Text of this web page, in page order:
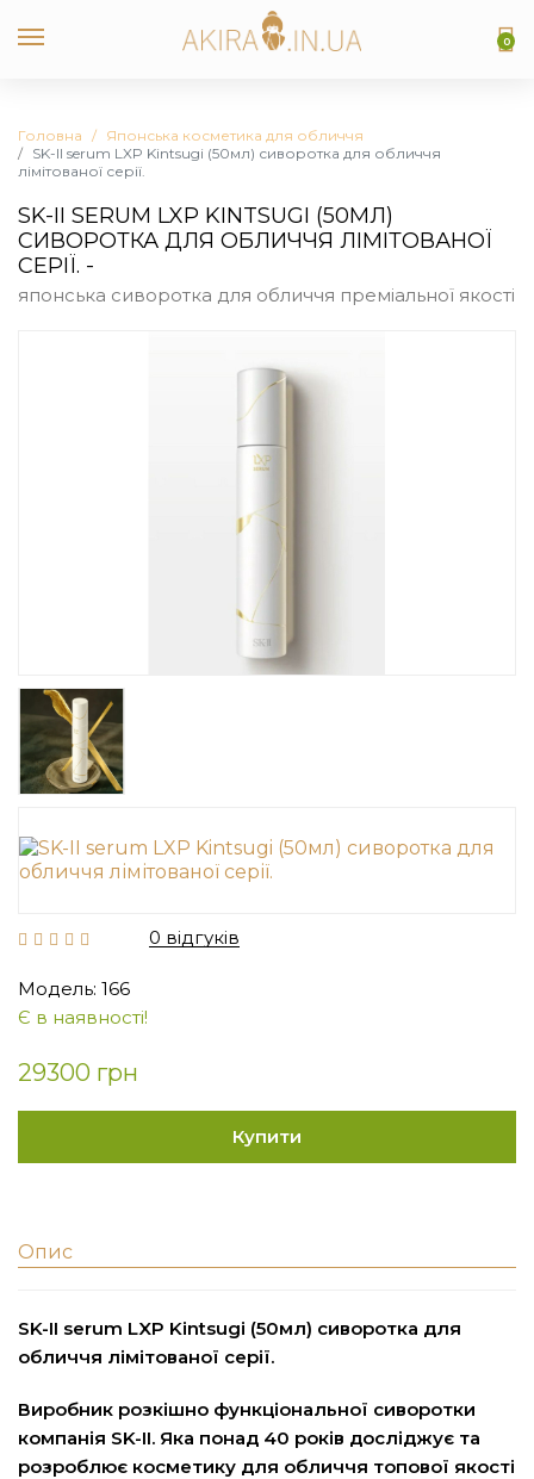
0
Головна
Японська косметика для обличчя
SK-II serum LXP Kintsugi (50мл) сиворотка для обличчя
лімітованої серії.
SK-II SERUM LXP KINTSUGI (50МЛ)
СИВОРОТКА ДЛЯ ОБЛИЧЧЯ ЛІМІТОВАНОЇ
СЕРІЇ. -
японська сиворотка для обличчя преміальної якості
0 відгуків
Модель: 166
Є в наявності!
29300 грн
Купити
Опис
SK-II serum LXP Kintsugi (50мл) сиворотка для
обличчя лімітованої серії.
Виробник розкішно функціональної сиворотки
компанія SK-II. Яка понад 40 років досліджує та
розроблює косметику для обличчя топової якості